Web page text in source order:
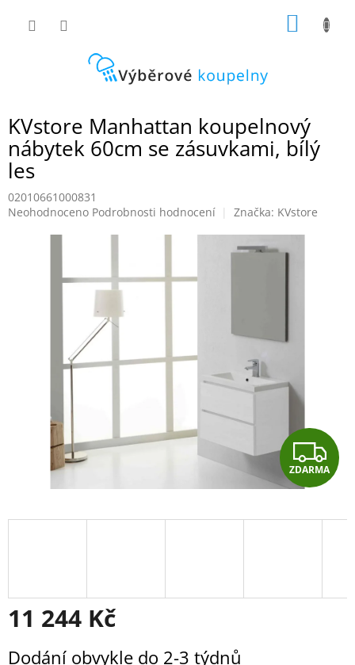
KVstore Manhattan koupelnový
nábytek 60cm se zásuvkami, bílý
les
02010661000831
Průměrné
Neohodnoceno Podrobnosti hodnocení Značka: KVstore
Z
D
A
ZDARMA
11 244 Kč
cena:
Dodání obvykle do 2-3 týdnů